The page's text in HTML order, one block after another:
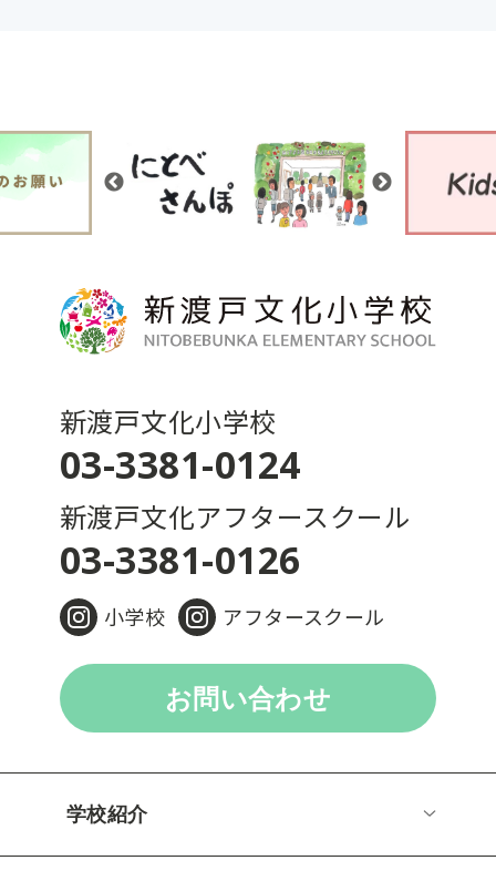
新渡戸文化小学校
03-3381-0124
新渡戸文化アフタースクール
03-3381-0126
小学校 アフタースクール
お問い合わせ
学校紹介